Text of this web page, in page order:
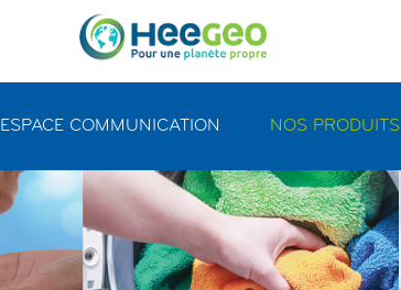
ESPACE COMMUNICATION NOS PRODUITS